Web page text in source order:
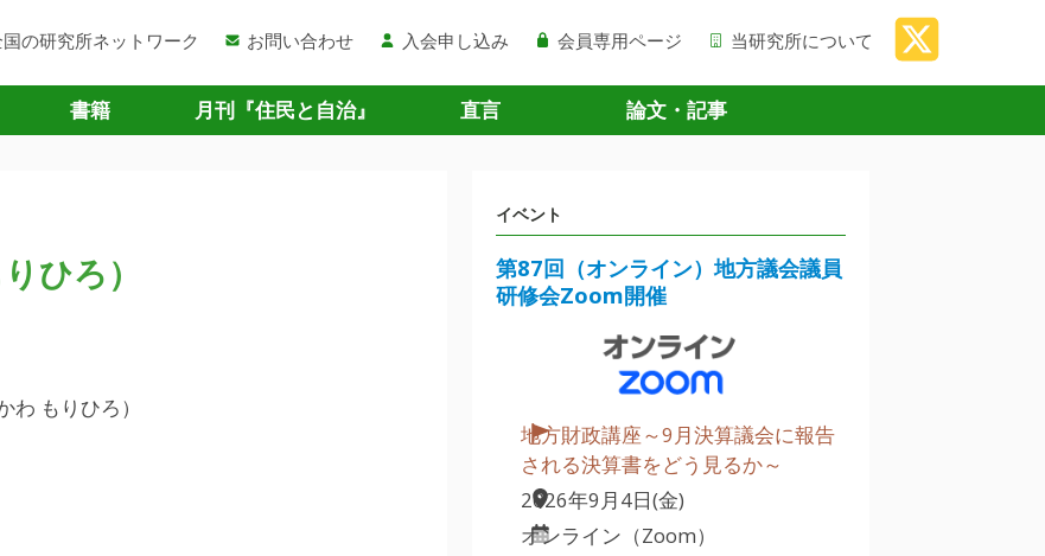
の研究所ネットワーク お問い合わせ 入会申し込み 会員専用ページ 当研究所について
書籍 月刊『住民と自治』 直言 論文・記事
ひろ）
わ もりひろ）
イベント
第87回（オンライン）地方議会議員
研修会Zoom開催
地方財政講座～9月決算議会に報告
される決算書をどう見るか～
2026年9月4日(金)
オンライン（Zoom）